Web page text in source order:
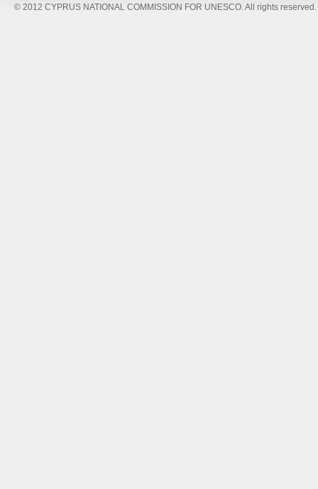
© 2012 CYPRUS NATIONAL COMMISSION FOR UNESCO. All rights reserved.